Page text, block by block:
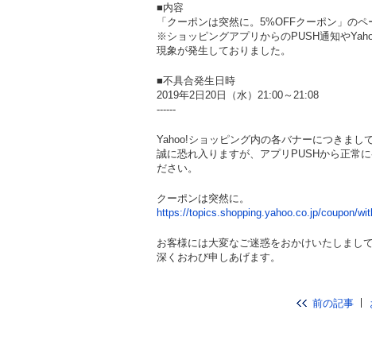
■内容
「クーポンは突然に。5%OFFクーポン」の
※ショッピングアプリからのPUSH通知や
現象が発生しておりました。
■不具合発生日時
2019年2日20日（水）21:00～21:08
------
Yahoo!ショッピング内の各バナーにつきまし
誠に恐れ入りますが、アプリPUSHから正常
ださい。
クーポンは突然に。
https://topics.shopping.yahoo.co.jp/coupon/
お客様には大変なご迷惑をおかけいたしまし
深くおわび申しあげます。
前の記事